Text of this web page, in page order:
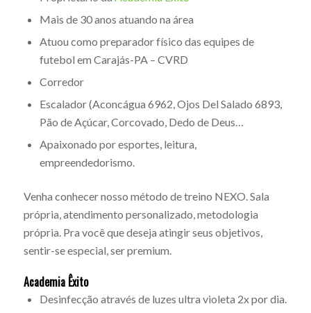
Mais de 30 anos atuando na área
Atuou como preparador físico das equipes de
futebol em Carajás-PA – CVRD
Corredor
Escalador (Aconcágua 6962, Ojos Del Salado 6893,
Pão de Açúcar, Corcovado, Dedo de Deus…
Apaixonado por esportes, leitura,
empreendedorismo.
Venha conhecer nosso método de treino NEXO. Sala
própria, atendimento personalizado, metodologia
própria. Pra você que deseja atingir seus objetivos,
sentir-se especial, ser premium.
Academia Êxito
Desinfecção através de luzes ultra violeta 2x por dia.